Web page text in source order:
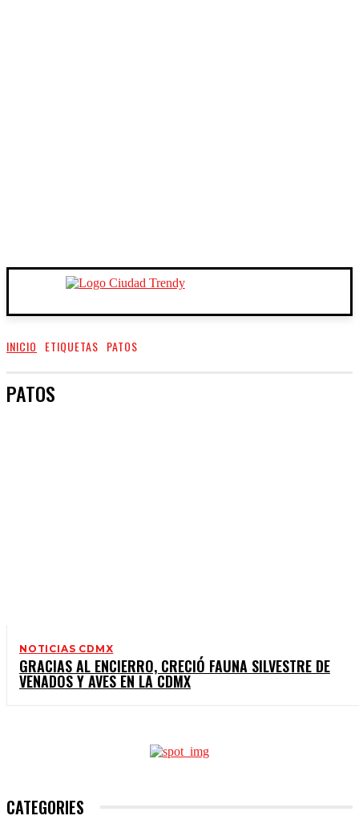
INICIO ETIQUETAS PATOS
PATOS
NOTICIAS CDMX
GRACIAS AL ENCIERRO, CRECIÓ FAUNA SILVESTRE DE
VENADOS Y AVES EN LA CDMX
CATEGORIES